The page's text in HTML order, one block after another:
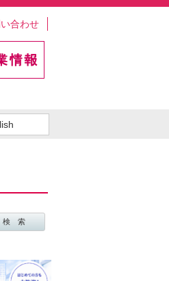
合わせ